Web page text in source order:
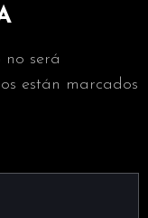
no será
están marcados